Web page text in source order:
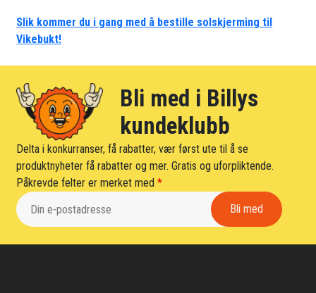
Slik kommer du i gang med å bestille solskjerming til
Vikebukt!
Bli med i Billys
kundeklubb
Delta i konkurranser, få rabatter, vær først ute til å se
produktnyheter få rabatter og mer. Gratis og uforpliktende.
Påkrevde felter er merket med*